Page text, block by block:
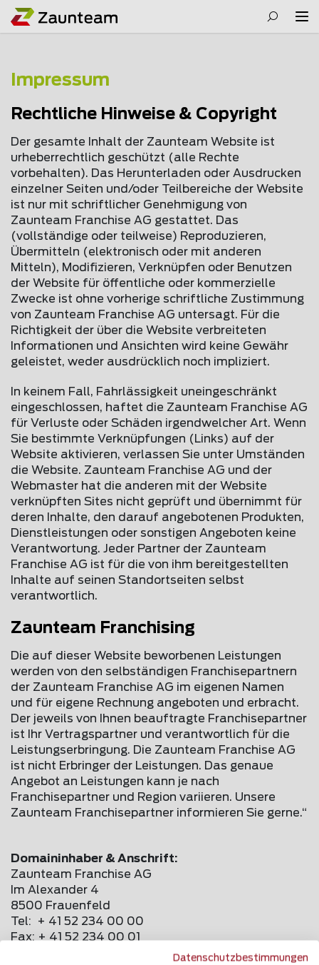
Impressum
Rechtliche Hinweise & Copyright
Der gesamte Inhalt der Zaunteam Website ist
urheberrechtlich geschützt (alle Rechte
vorbehalten). Das Herunterladen oder Ausdrucken
einzelner Seiten und/oder Teilbereiche der Website
ist nur mit schriftlicher Genehmigung von
Zaunteam Franchise AG gestattet. Das
(vollständige oder teilweise) Reproduzieren,
Übermitteln (elektronisch oder mit anderen
Mitteln), Modifizieren, Verknüpfen oder Benutzen
der Website für öffentliche oder kommerzielle
Zwecke ist ohne vorherige schriftliche Zustimmung
von Zaunteam Franchise AG untersagt. Für die
Richtigkeit der über die Website verbreiteten
Informationen und Ansichten wird keine Gewähr
geleistet, weder ausdrücklich noch impliziert.
In keinem Fall, Fahrlässigkeit uneingeschränkt
eingeschlossen, haftet die Zaunteam Franchise AG
für Verluste oder Schäden irgendwelcher Art. Wenn
Sie bestimmte Verknüpfungen (Links) auf der
Website aktivieren, verlassen Sie unter Umständen
die Website. Zaunteam Franchise AG und der
Webmaster hat die anderen mit der Website
verknüpften Sites nicht geprüft und übernimmt für
deren Inhalte, den darauf angebotenen Produkten,
Dienstleistungen oder sonstigen Angeboten keine
Verantwortung. Jeder Partner der Zaunteam
Franchise AG ist für die von ihm bereitgestellten
Inhalte auf seinen Standortseiten selbst
verantwortlich.
Zaunteam Franchising
Die auf dieser Website beworbenen Leistungen
werden von den selbständigen Franchisepartnern
der Zaunteam Franchise AG im eigenen Namen
und für eigene Rechnung angeboten und erbracht.
Der jeweils von Ihnen beauftragte Franchisepartner
ist Ihr Vertragspartner und verantwortlich für die
Leistungserbringung. Die Zaunteam Franchise AG
ist nicht Erbringer der Leistungen. Das genaue
Angebot an Leistungen kann je nach
Franchisepartner und Region variieren. Unsere
Zaunteam Franchisepartner informieren Sie gerne.“
Domaininhaber & Anschrift:
Zaunteam Franchise AG
Im Alexander 4
8500 Frauenfeld
Tel: + 41 52 234 00 00
Fax: + 41 52 234 00 01
Datenschutzbestimmungen